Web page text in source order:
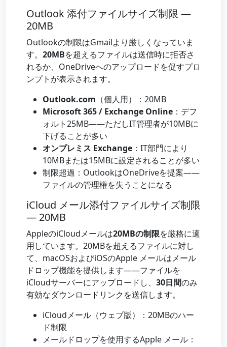
Outlook 添付ファイルサイズ制限 —
20MB
Outlookの制限はGmailより厳しくなっていま
す。 20MBを超えるファイルは送信時に拒否さ
れるか、OneDriveへのアップロードを促すプロ
ンプトが表示されます。
Outlook.com （個人用）：20MB
Microsoft 365 / Exchange Online ：デフ
ォルト25MB——ただしIT管理者が10MBに
下げることが多い
オンプレミス Exchange ：IT部門により
10MBまたは15MBに設定されることが多い
制限超過：OutlookはOneDriveを提案——
ファイルの管理権を失うことになる
iCloud メール添付ファイルサイズ制限
— 20MB
AppleのiCloudメールは20MBの制限を厳格に適
用しています。20MBを超えるファイルに対し
て、macOSおよびiOSのApple メールはメール
ドロップ機能を提供します——ファイルを
iCloudサーバーにアップロードし、 30日間のみ
有効なダウンロードリンクを送信します。
iCloudメール（ウェブ版）：20MBのハー
ド制限
メールドロップを使用するApple メール：